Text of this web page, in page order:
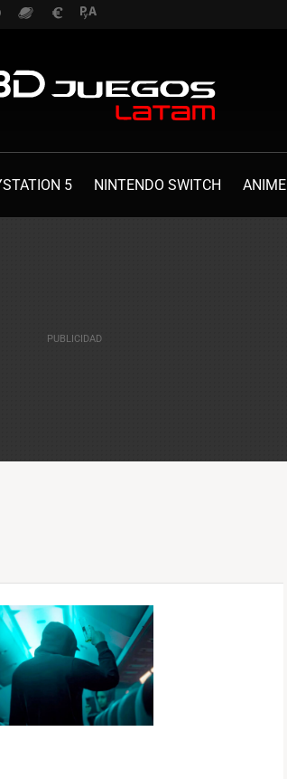
5 NINTENDO SWITCH ANIME